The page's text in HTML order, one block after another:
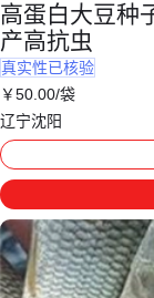
高蛋白大豆种
产高抗虫
真实性已核验
￥50.00/袋
辽宁沈阳